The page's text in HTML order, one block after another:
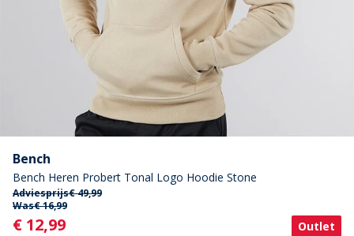
Bench
Bench Heren Probert Tonal Logo Hoodie Stone
Adviesprijs€ 49,99
Was€ 16,99
Current
€ 12,99 Outlet